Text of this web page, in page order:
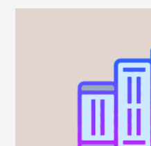
человеческого сознания